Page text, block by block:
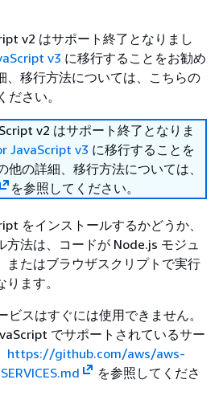
v2 はサポート終了となりまし
v3 に移行することをお勧め
、移行方法については、こちらの
ださい。
v2 はサポート終了となりま
JavaScript v3 に移行することを
他の詳細、移行方法については、
を参照してください。
をインストールするかどうか、
方法は、コードが Node.js モジュ
またはブラウザスクリプトで実行
ます。
ビスはすぐには使用できません。
でサポートされているサー
https://github.com/aws/aws-
を参照してくださ